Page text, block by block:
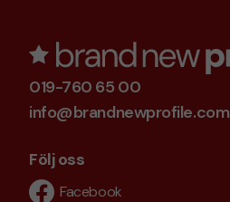
019-760 65 00
info@brandnewprofile.com
Följ oss
Facebook